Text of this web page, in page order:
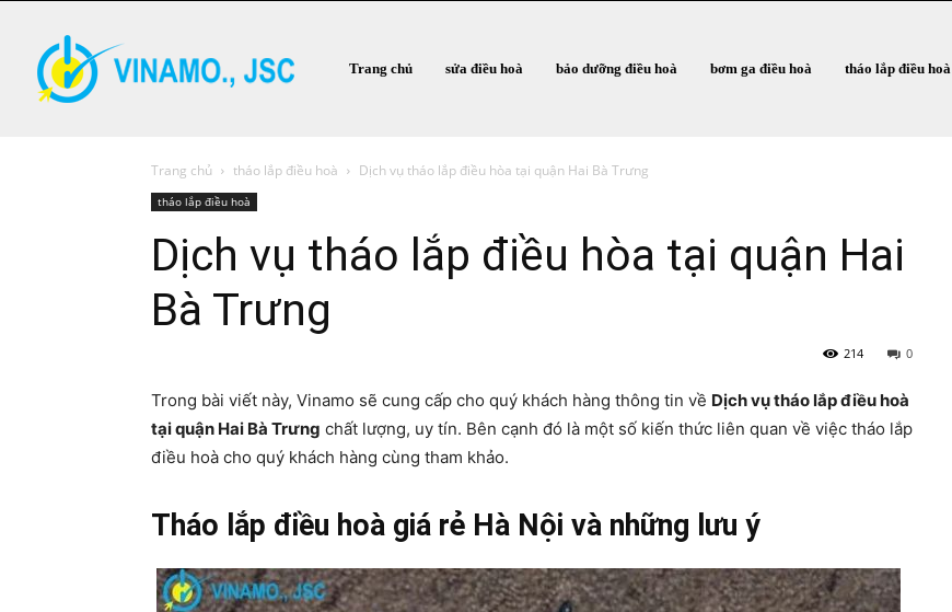
Trang chủ sửa điều hoà bảo dưỡng điều hoà bơm ga điều hoà tháo lắp điều hoà
Trang chủ tháo lắp điều hoà Dịch vụ tháo lắp điều hòa tại quận Hai Bà Trưng
tháo lắp điều hoà
Dịch vụ tháo lắp điều hòa tại quận Hai
Bà Trưng
0
214
Trong bài viết này, Vinamo sẽ cung cấp cho quý khách hàng thông tin về Dịch vụ tháo lắp điều hoà
tại quận Hai Bà Trưng chất lượng, uy tín. Bên cạnh đó là một số kiến thức liên quan về việc tháo lắp
điều hoà cho quý khách hàng cùng tham khảo.
Tháo lắp điều hoà giá rẻ Hà Nội và những lưu ý